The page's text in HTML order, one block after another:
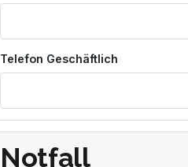
Telefon Geschäftlich
Notfall